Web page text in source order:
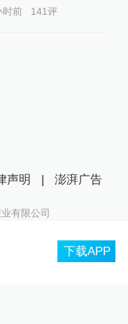
时前 141评
下载APP
声明 | 澎湃广告
有限公司
31120170006
号